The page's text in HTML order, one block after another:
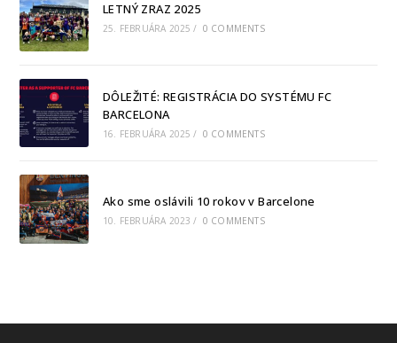
LETNÝ ZRAZ 2025
25. FEBRUÁRA 2025 / 0 COMMENTS
DÔLEŽITÉ: REGISTRÁCIA DO SYSTÉMU FC
BARCELONA
16. FEBRUÁRA 2025 / 0 COMMENTS
Ako sme oslávili 10 rokov v Barcelone
10. FEBRUÁRA 2023 / 0 COMMENTS